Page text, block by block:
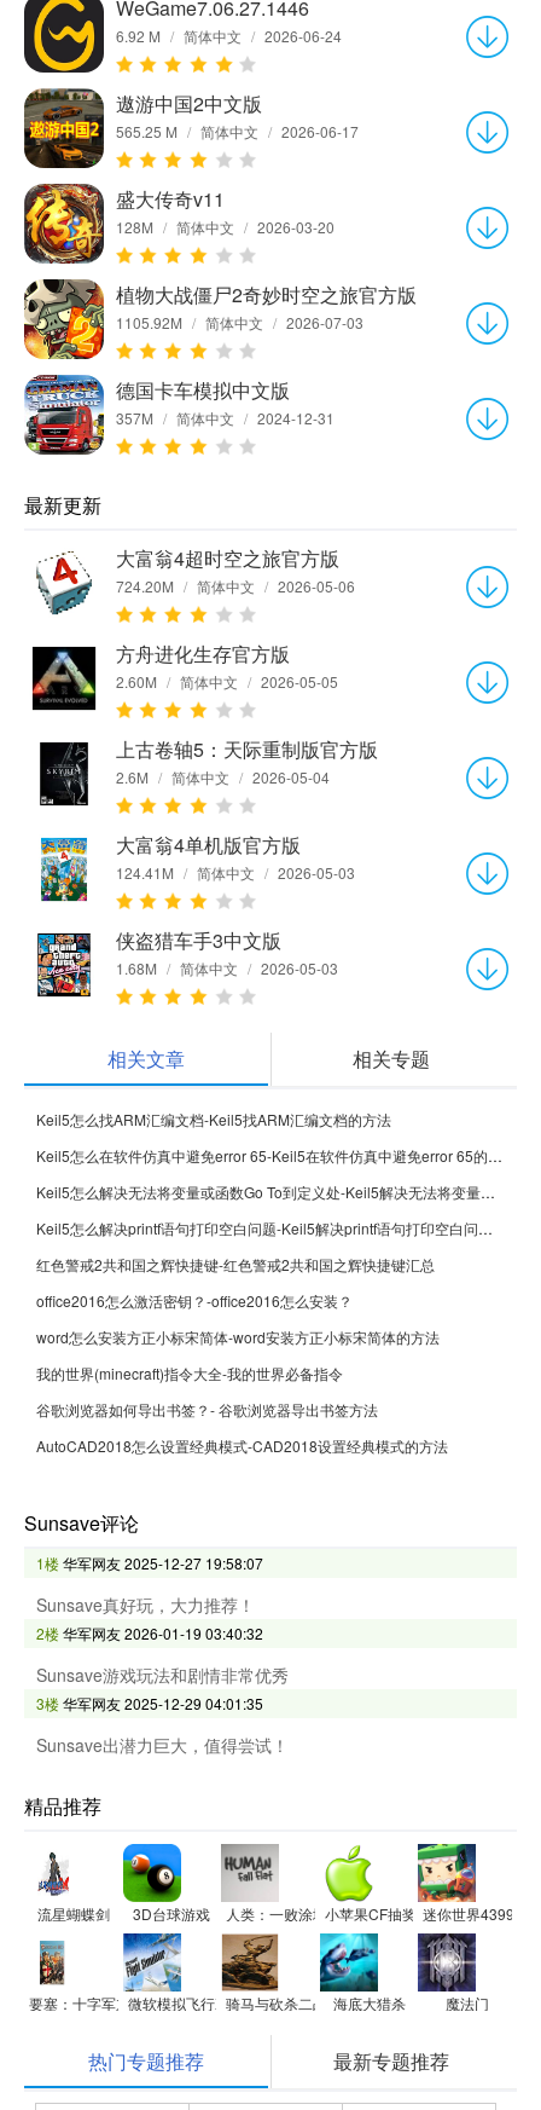
WeGame7.06.27.1446
6.92 M / 简体中文 / 2026-06-24
遨游中国2中文版
565.25 M / 简体中文 / 2026-06-17
盛大传奇v11
128M / 简体中文 / 2026-03-20
植物大战僵尸2奇妙时空之旅官方版
1105.92M / 简体中文 / 2026-07-03
德国卡车模拟中文版
357M / 简体中文 / 2024-12-31
最新更新
大富翁4超时空之旅官方版
724.20M / 简体中文 / 2026-05-06
方舟进化生存官方版
2.60M / 简体中文 / 2026-05-05
上古卷轴5：天际重制版官方版
2.6M / 简体中文 / 2026-05-04
大富翁4单机版官方版
124.41M / 简体中文 / 2026-05-03
侠盗猎车手3中文版
1.68M / 简体中文 / 2026-05-03
相关文章 相关专题
Keil5怎么找ARM汇编文档-Keil5找ARM汇编文档的方法
Keil5怎么在软件仿真中避免error 65-Keil5在软件仿真中避免error 65的方法
Keil5怎么解决无法将变量或函数Go To到定义处-Keil5解决无法将变量或函数Go To到定义处的方法
Keil5怎么解决printf语句打印空白问题-Keil5解决printf语句打印空白问题的方法
红色警戒2共和国之辉快捷键-红色警戒2共和国之辉快捷键汇总
office2016怎么激活密钥？-office2016怎么安装？
word怎么安装方正小标宋简体-word安装方正小标宋简体的方法
我的世界(minecraft)指令大全-我的世界必备指令
谷歌浏览器如何导出书签？- 谷歌浏览器导出书签方法
AutoCAD2018怎么设置经典模式-CAD2018设置经典模式的方法
Sunsave评论
1楼华军网友2025-12-27 19:58:07
Sunsave真好玩，大力推荐！
2楼华军网友2026-01-19 03:40:32
Sunsave游戏玩法和剧情非常优秀
3楼华军网友2025-12-29 04:01:35
Sunsave出潜力巨大，值得尝试！
精品推荐
流星蝴蝶剑 3D台球游戏 人类：一败涂地小苹果CF抽奖助手更新器
迷你世界4399电
要塞：十字军东征微软模拟飞行X 骑马与砍杀二战中国战场
海底大猎杀 魔法门
热门专题推荐 最新专题推荐